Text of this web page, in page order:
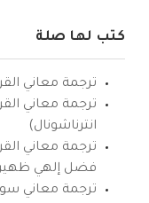
كتب لها صلة
ترجمة معاني
ترجمة معاني
انترناشونال)
ترجمة معاني
فضل إلهي
ترجمة معاني